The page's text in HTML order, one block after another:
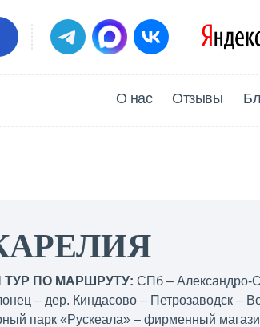
О нас Отзывы
ПО МАРШРУТУ: СПб – Александро-
– дер. Киндасово – Петрозаводск –
парк «Рускеала» – фирменный